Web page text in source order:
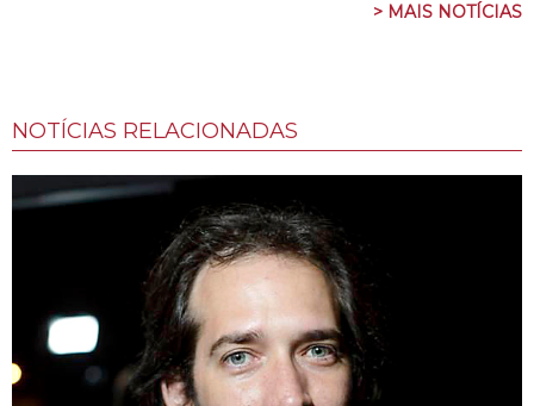
> MAIS NOTÍCIAS
NOTÍCIAS RELACIONADAS